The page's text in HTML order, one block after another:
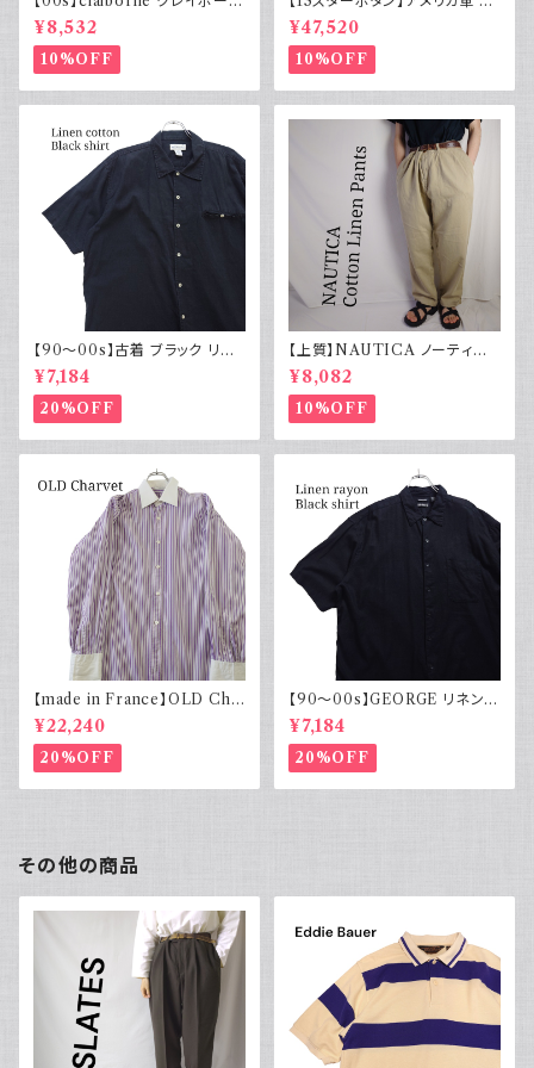
リネンコットンパンツ ツータック
¥8,532
10%OFF
43 HBT ジャケット パッチ 軍物
実物
¥47,520
10%OFF
【90～00s】古着 ブラック リネ
ンコットンシャツ 黒 ボックスシ
ルエット
¥7,184
20%OFF
【上質】NAUTICA ノーティカ
コットンリネンパンツ ツータック
¥8,082
10%OFF
【made in France】OLD Cha
rvet ストライプ 切り替え 紫
¥22,240
20%OFF
【90～00s】GEORGE リネンレ
ーヨンシャツ 黒 ボックスシルエ
ット XL
¥7,184
20%OFF
その他の商品